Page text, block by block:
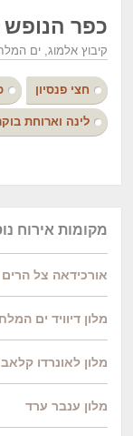
כפר הנופש
קיבוץ אלמוג, ים
חצי פנסיון
לינה וארוחת
מקומות אירוח
אורכידאה צל
מלון דיוויד ים
מלון לאונרדו
מלון ענבר ערד